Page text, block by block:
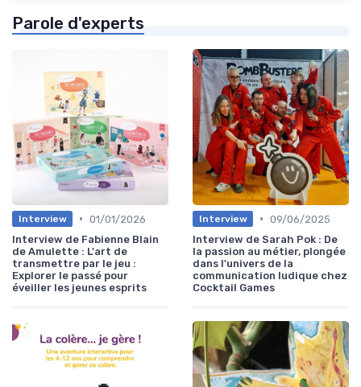
Parole d'experts
Interview • 01/01/2026
Interview de Fabienne Blain
de Amulette : L'art de
transmettre par le jeu :
Explorer le passé pour
éveiller les jeunes esprits
Interview • 09/06/2025
Interview de Sarah Pok : De
la passion au métier, plongée
dans l'univers de la
communication ludique chez
Cocktail Games